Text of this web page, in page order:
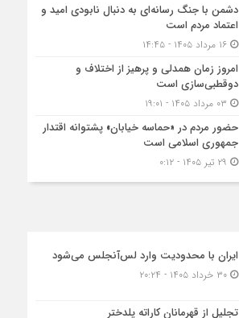
دشمن با جنگ رسانه‌ای به دنبال نابودی امید و
اعتماد مردم است
۱۶ مرداد ۱۴۰۵ - ۱۴:۴۵
امروز زمان همدلی و پرهیز از اختلاف و
دوقطبی‌سازی است
حضور مردم در «حماسه خیابان» پشتوانه اقتدار
جمهوری اسلامی است
ایران با محدودیت وارد لس‌آنجلس می‌شود
۳۰ خرداد ۱۴۰۵ - ۲۰:۲۴
تجلیل از قهرمانان کاراته پلدختر